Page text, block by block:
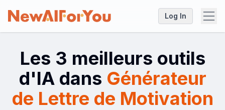
Log In
Les 3 meilleurs outils
d'IA dans Générateur
de Lettre de Motivation